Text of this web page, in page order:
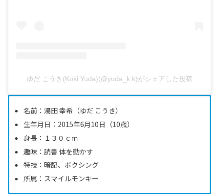
ゆだ こうき(Koki Yuda)(@yuda_k.k)がシェアした投稿
名前：湯田 幸希（ゆだ こうき）
生年月日：2015年6月10日（10歳）
身長：１３０ｃｍ
趣味：読書 体を動かす
特技：暗記、ボクシング
所属：スマイルモンキー